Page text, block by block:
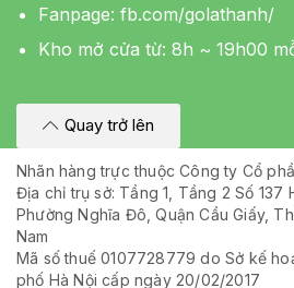
Fanpage: fb.com/golathanh/
Kho mở cửa từ: 8h ~ 19h00
Quay trở lên
Nhãn hàng trực thuộc Công ty Cổ
Địa chỉ trụ sở: Tầng 1, Tầng 2 Số 137
Phường Nghĩa Đô, Quận Cầu Giấy,
Nam
Mã số thuế 0107728779 do Sở kế
phố Hà Nội cấp ngày 20/02/2017